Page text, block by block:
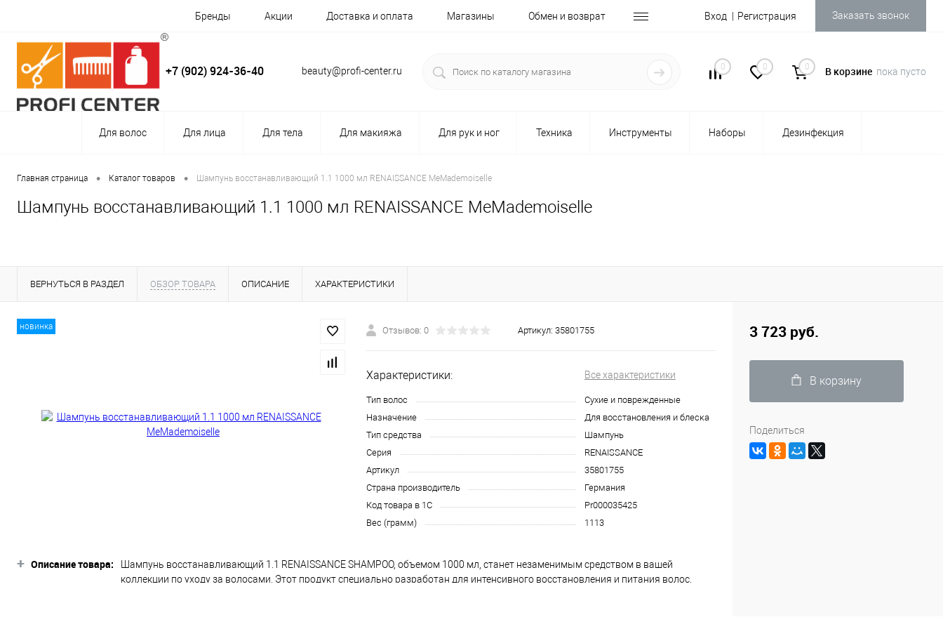
Бренды Акции Доставка и оплата Магазины Обмен и возврат Вход Регистрация Заказать звонок
+7 (902) 924-36-40 beauty@profi-center.ru 0 0 0 В корзине пока пусто
Для волос Для лица Для тела Для макияжа Для рук и ног Техника Инструменты Наборы Дезинфекция
Главная страница • Каталог товаров • Шампунь восстанавливающий 1.1 1000 мл RENAISSANCE МeMademoiselle
Шампунь восстанавливающий 1.1 1000 мл RENAISSANCE МeMademoiselle
ВЕРНУТЬСЯ В РАЗДЕЛ ОБЗОР ТОВАРА ОПИСАНИЕ ХАРАКТЕРИСТИКИ
новинка Отзывов: 0 Артикул: 35801755
Характеристики: Все характеристики
Тип волос
Сухие и поврежденные
Назначение
Для восстановления и блеска
Тип средства
Шампунь
Серия
RENAISSANCE
Артикул
35801755
Страна производитель
Германия
Код товара в 1С
Pr000035425
Вес (грамм)
1113
+ Описание товара:
Шампунь восстанавливающий 1.1 RENAISSANCE SHAMPOO, объемом 1000 мл, станет незаменимым средством в вашей
коллекции по уходу за волосами. Этот продукт специально разработан для интенсивного восстановления и питания волос.
3 723 руб.
В корзину
Поделиться